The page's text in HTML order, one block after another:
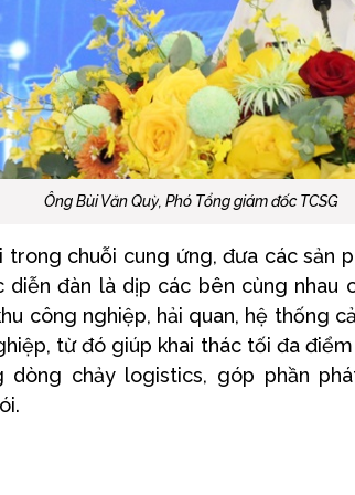
Ông Bùi Văn Quỳ, Phó Tổng giám đốc TCSG
trong chuỗi cung ứng, đưa các sản
diễn đàn là dịp các bên cùng nhau
công nghiệp, hải quan, hệ thống
từ đó giúp khai thác tối đa
dòng chảy logistics, góp phần